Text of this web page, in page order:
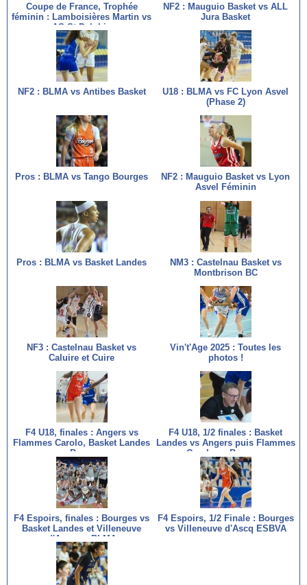
Coupe de France, Trophée
féminin : Lamboisières Martin vs
AS St Delphin
NF2 : Mauguio Basket vs ALL
Jura Basket
NF2 : BLMA vs Antibes Basket
U18 : BLMA vs FC Lyon Asvel
(Phase 2)
Pros : BLMA vs Tango Bourges
NF2 : Mauguio Basket vs Lyon
Asvel Féminin
Pros : BLMA vs Basket Landes
NM3 : Castelnau Basket vs
Montbrison BC
NF3 : Castelnau Basket vs
Caluire et Cuire
Vin't'Age 2025 : Toutes les
photos !
F4 U18, finales : Angers vs
Flammes Carolo, Basket Landes
vs Bourges
F4 U18, 1/2 finales : Basket
Landes vs Angers puis Flammes
Carolo vs Bourges
F4 Espoirs, finales : Bourges vs
Basket Landes et Villeneuve
d'Ascq vs BLMA
F4 Espoirs, 1/2 Finale : Bourges
vs Villeneuve d'Ascq ESBVA